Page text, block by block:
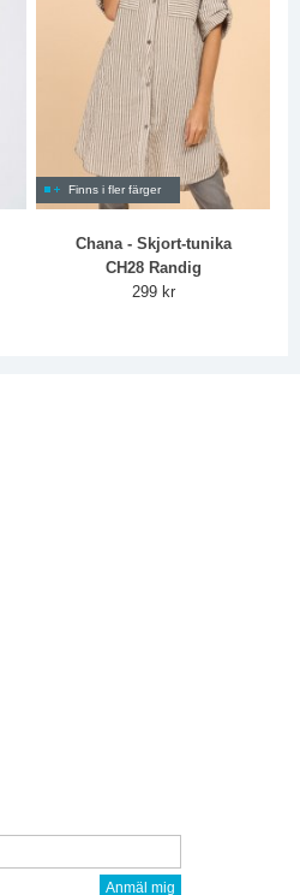
Finns i fler färger
Chana - Skjort-tunika
CH28 Randig
299 kr
Anmäl mig